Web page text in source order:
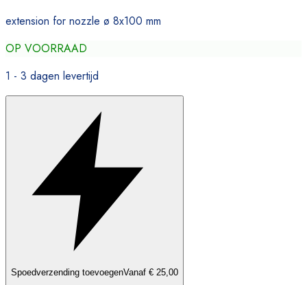
extension for nozzle ø 8x100 mm
OP VOORRAAD
1 - 3 dagen levertijd
Spoedverzending toevoegenVanaf € 25,00